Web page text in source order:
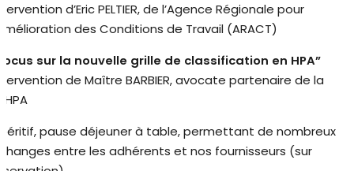
d’Eric PELTIER, de l’Agence Régionale pour
des Conditions de Travail (ARACT)
sur la nouvelle grille de classification en HPA”
de Maître BARBIER, avocate partenaire de la
pause déjeuner à table, permettant de nombreux
entre les adhérents et nos fournisseurs (sur